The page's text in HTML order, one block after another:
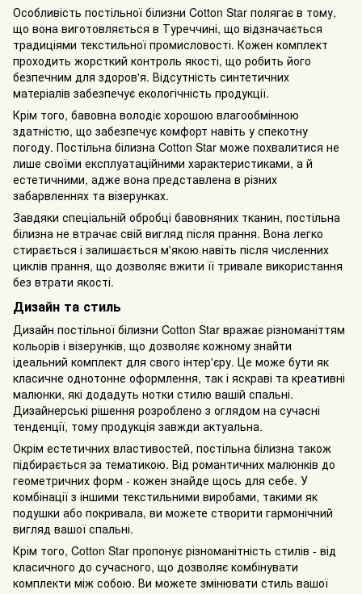
Особливість постільної білизни Cotton Star полягає в тому,
що вона виготовляється в Туреччині, що відзначається
традиціями текстильної промисловості. Кожен комплект
проходить жорсткий контроль якості, що робить його
безпечним для здоров'я. Відсутність синтетичних
матеріалів забезпечує екологічність продукції.
Крім того, бавовна володіє хорошою влагообмінною
здатністю, що забезпечує комфорт навіть у спекотну
погоду. Постільна білизна Cotton Star може похвалитися не
лише своїми експлуатаційними характеристиками, а й
естетичними, адже вона представлена в різних
забарвленнях та візерунках.
Завдяки спеціальній обробці бавовняних тканин, постільна
білизна не втрачає свій вигляд після прання. Вона легко
стирається і залишається м'якою навіть після численних
циклів прання, що дозволяє вжити її тривале використання
без втрати якості.
Дизайн та стиль
Дизайн постільної білизни Cotton Star вражає різноманіттям
кольорів і візерунків, що дозволяє кожному знайти
ідеальний комплект для свого інтер'єру. Це може бути як
класичне однотонне оформлення, так і яскраві та креативні
малюнки, які додадуть нотки стилю вашій спальні.
Дизайнерські рішення розроблено з оглядом на сучасні
тенденції, тому продукція завжди актуальна.
Окрім естетичних властивостей, постільна білизна також
підбирається за тематикою. Від романтичних малюнків до
геометричних форм - кожен знайде щось для себе. У
комбінації з іншими текстильними виробами, такими як
подушки або покривала, ви можете створити гармонічний
вигляд вашої спальні.
Крім того, Cotton Star пропонує різноманітність стилів - від
класичного до сучасного, що дозволяє комбінувати
комплекти між собою. Ви можете змінювати стиль вашої